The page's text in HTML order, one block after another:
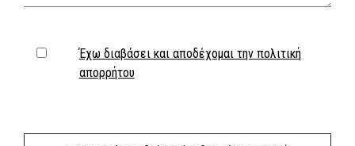
Έχω διαβάσει και αποδέχομαι την πολιτική
απορρήτου